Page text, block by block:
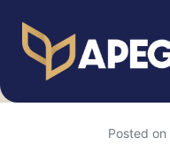
Posted on